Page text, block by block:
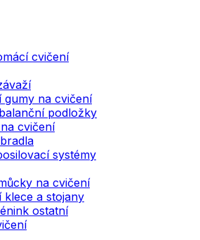
cvičení
gumy na cvičení
podložky
cvičení
systémy
na cvičení
klece a stojany
ostatní